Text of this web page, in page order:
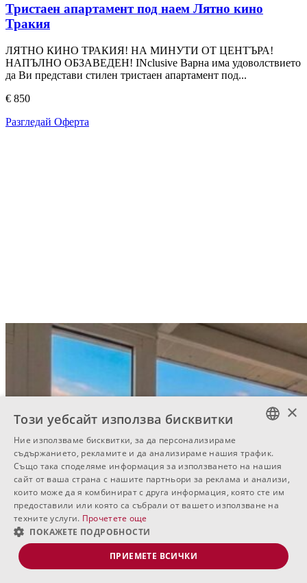
Тристаен апартамент под наем Лятно кино
Тракия
ЛЯТНО КИНО ТРАКИЯ! НА МИНУТИ ОТ ЦЕНТЪРА!
НАПЪЛНО ОБЗАВЕДЕН! INclusive Варна има удоволствието
да Ви представи стилен тристаен апартамент под...
€ 850
Разгледай Оферта
BULGARIAN
ENGLISH
RUSSIAN
×
Този уебсайт използва бисквитки
Ние използваме бисквитки, за да персонализираме
съдържанието, рекламите и да анализираме нашия трафик.
Също така споделяме информация за използването на нашия
сайт от ваша страна с нашите партньори за реклама и анализи,
които може да я комбинират с друга информация, която сте им
предоставили или която са събрали от вашето използване на
техните услуги. Прочетете още
ПОКАЖЕТЕ ПОДРОБНОСТИ
ПРИЕМЕТЕ ВСИЧКИ